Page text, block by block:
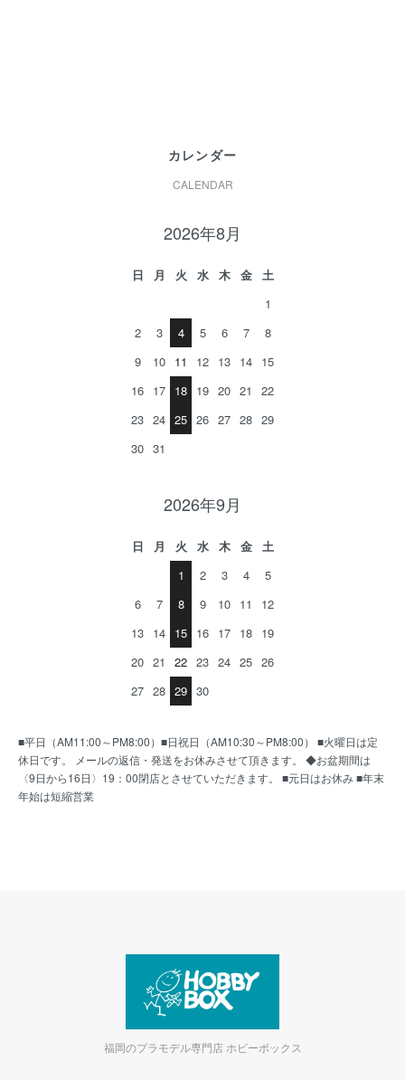
カレンダー
CALENDAR
2026年8月
日 月 火 水 木 金
土
1
2
3 4 5 6 7
8
9
10 11 12 13 14 15
16 17 18 19 20 21
22
23 24 25 26 27 28 29
30 31
2026年9月
日 月 火 水 木 金
土
1
2 3 4
5
6
7 8 9 10 11
12
13 14 15 16 17 18 19
20 21 22 23 24 25 26
27 28 29 30
■平日（AM11:00～PM8:00）■日祝日（AM10:30～PM8:00） ■火曜日は定
休日です。 メールの返信・発送をお休みさせて頂きます。 ◆お盆期間は
〈9日から16日〉19：00閉店とさせていただきます。 ■元日はお休み ■年末
年始は短縮営業
福岡のプラモデル専門店 ホビーボックス